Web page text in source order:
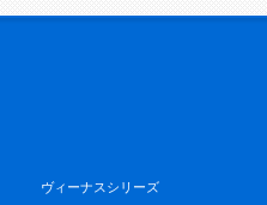
ヴィーナスシリーズ